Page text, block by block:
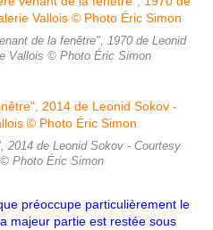
de la fenêtre", 1970 de Leonid
Vallois © Photo Éric Simon
2014 de Leonid Sokov - Courtesy
Photo Éric Simon
préoccupe particulièrement le
majeur partie est restée sous